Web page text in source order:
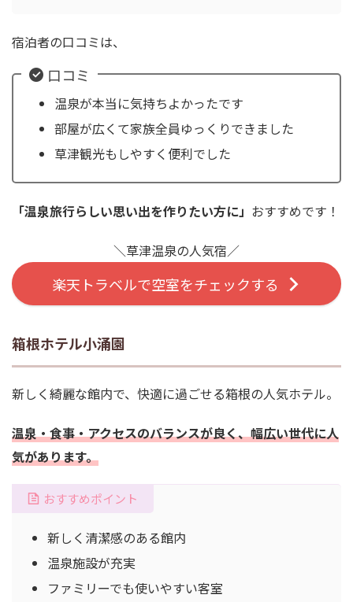
宿泊者の口コミは、
口コミ
温泉が本当に気持ちよかったです
部屋が広くて家族全員ゆっくりできました
草津観光もしやすく便利でした
「温泉旅行らしい思い出を作りたい方に」 おすすめです！
＼草津温泉の人気宿／
楽天トラベルで空室をチェックする
箱根ホテル小涌園
新しく綺麗な館内で、快適に過ごせる箱根の人気ホテル。
温泉・食事・アクセスのバランスが良く、幅広い世代に人
気があります。
おすすめポイント
新しく清潔感のある館内
温泉施設が充実
ファミリーでも使いやすい客室